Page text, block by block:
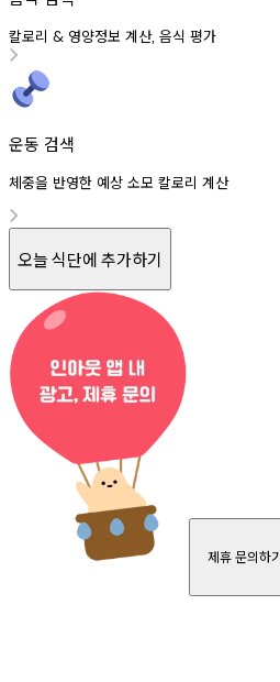
칼로리 & 영양정보 계산, 음식 평가
운동 검색
체중을 반영한 예상 소모 칼로리 계산
오늘 식단에 추가하기
제휴 문의하